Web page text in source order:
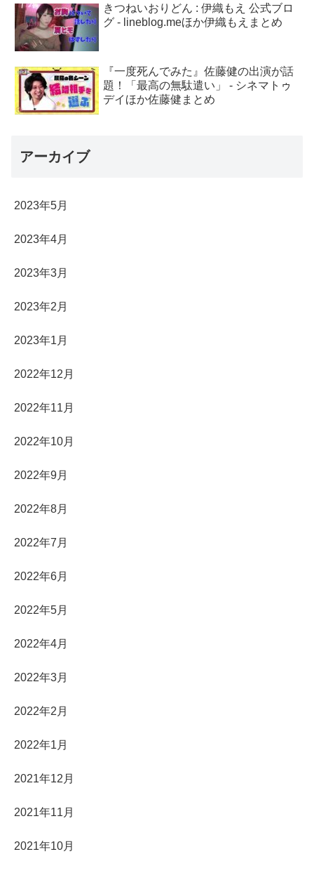
きつねいおりどん : 伊織もえ 公式ブロ
グ - lineblog.meほか伊織もえまとめ
『一度死んでみた』佐藤健の出演が話
題！「最高の無駄遣い」 - シネマトゥ
デイほか佐藤健まとめ
アーカイブ
2023年5月
2023年4月
2023年3月
2023年2月
2023年1月
2022年12月
2022年11月
2022年10月
2022年9月
2022年8月
2022年7月
2022年6月
2022年5月
2022年4月
2022年3月
2022年2月
2022年1月
2021年12月
2021年11月
2021年10月